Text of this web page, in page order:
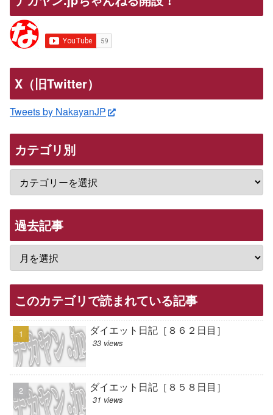
X（旧Twitter）
Tweets by NakayanJP
カテゴリ別
過去記事
このカテゴリで読まれている記事
ダイエット日記［８６２日目］
33 views
ダイエット日記［８５８日目］
31 views